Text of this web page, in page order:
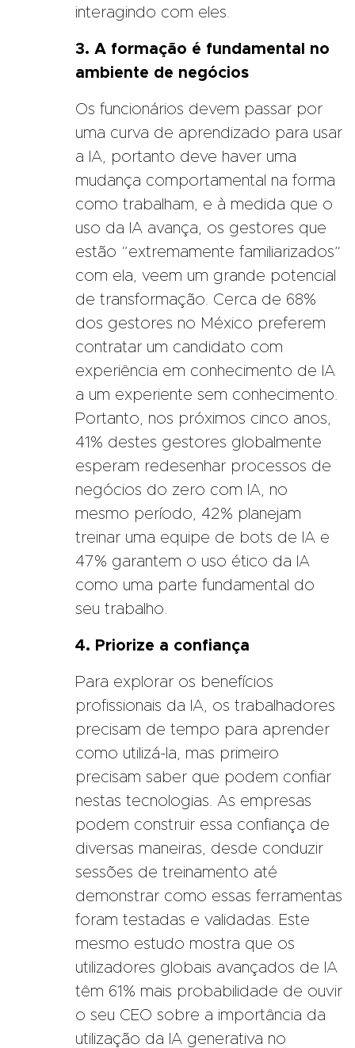
interagindo com eles.
3. A formação é fundamental no
ambiente de negócios
Os funcionários devem passar por
uma curva de aprendizado para usar
a IA, portanto deve haver uma
mudança comportamental na forma
como trabalham, e à medida que o
uso da IA avança, os gestores que
estão “extremamente familiarizados”
com ela, veem um grande potencial
de transformação. Cerca de 68%
dos gestores no México preferem
contratar um candidato com
experiência em conhecimento de IA
a um experiente sem conhecimento.
Portanto, nos próximos cinco anos,
41% destes gestores globalmente
esperam redesenhar processos de
negócios do zero com IA, no
mesmo período, 42% planejam
treinar uma equipe de bots de IA e
47% garantem o uso ético da IA
como uma parte fundamental do
seu trabalho.
4. Priorize a confiança
Para explorar os benefícios
profissionais da IA, os trabalhadores
precisam de tempo para aprender
como utilizá-la, mas primeiro
precisam saber que podem confiar
nestas tecnologias. As empresas
podem construir essa confiança de
diversas maneiras, desde conduzir
sessões de treinamento até
demonstrar como essas ferramentas
foram testadas e validadas. Este
mesmo estudo mostra que os
utilizadores globais avançados de IA
têm 61% mais probabilidade de ouvir
o seu CEO sobre a importância da
utilização da IA generativa no